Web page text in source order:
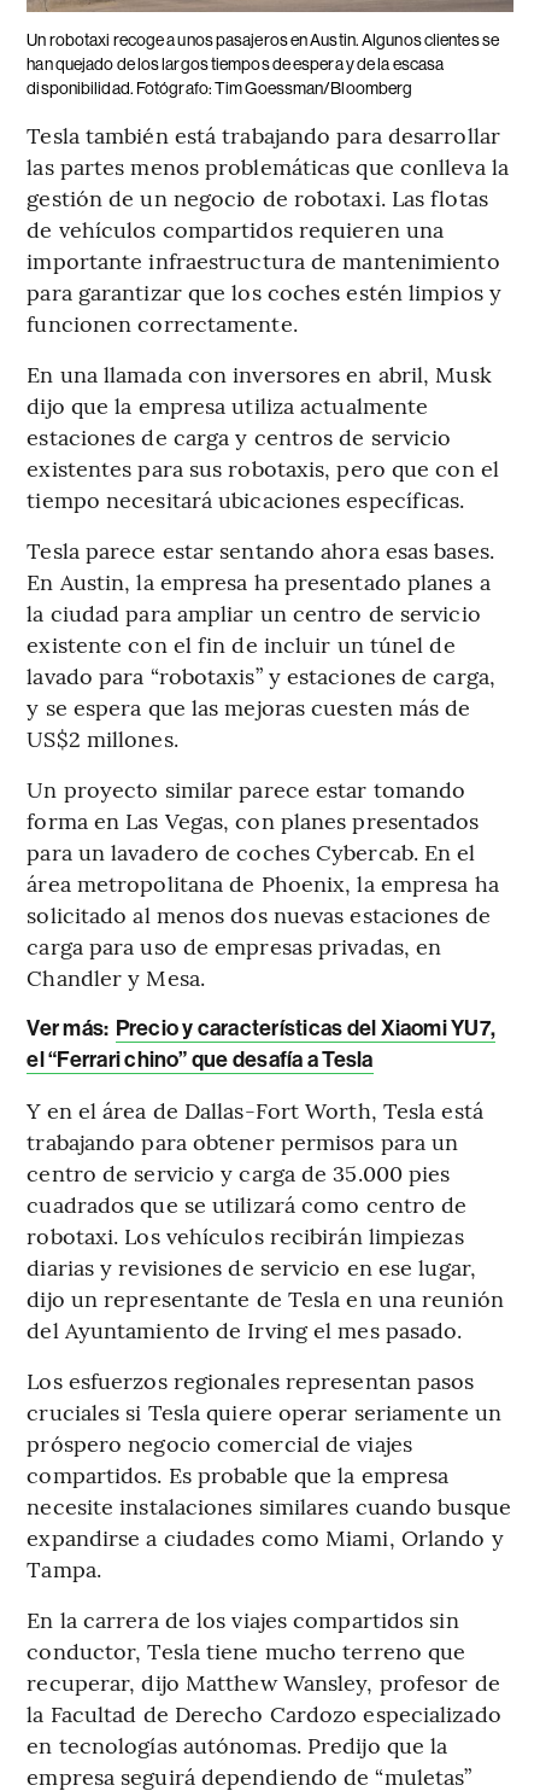
Un robotaxi recoge a unos pasajeros en Austin. Algunos clientes se
han quejado de los largos tiempos de espera y de la escasa
disponibilidad. Fotógrafo: Tim Goessman/Bloomberg
Tesla también está trabajando para desarrollar
las partes menos problemáticas que conlleva la
gestión de un negocio de robotaxi. Las flotas
de vehículos compartidos requieren una
importante infraestructura de mantenimiento
para garantizar que los coches estén limpios y
funcionen correctamente.
En una llamada con inversores en abril, Musk
dijo que la empresa utiliza actualmente
estaciones de carga y centros de servicio
existentes para sus robotaxis, pero que con el
tiempo necesitará ubicaciones específicas.
Tesla parece estar sentando ahora esas bases.
En Austin, la empresa ha presentado planes a
la ciudad para ampliar un centro de servicio
existente con el fin de incluir un túnel de
lavado para “robotaxis” y estaciones de carga,
y se espera que las mejoras cuesten más de
US$2 millones.
Un proyecto similar parece estar tomando
forma en Las Vegas, con planes presentados
para un lavadero de coches Cybercab. En el
área metropolitana de Phoenix, la empresa ha
solicitado al menos dos nuevas estaciones de
carga para uso de empresas privadas, en
Chandler y Mesa.
Ver más: Precio y características del Xiaomi YU7,
el “Ferrari chino” que desafía a Tesla
Y en el área de Dallas-Fort Worth, Tesla está
trabajando para obtener permisos para un
centro de servicio y carga de 35.000 pies
cuadrados que se utilizará como centro de
robotaxi. Los vehículos recibirán limpiezas
diarias y revisiones de servicio en ese lugar,
dijo un representante de Tesla en una reunión
del Ayuntamiento de Irving el mes pasado.
Los esfuerzos regionales representan pasos
cruciales si Tesla quiere operar seriamente un
próspero negocio comercial de viajes
compartidos. Es probable que la empresa
necesite instalaciones similares cuando busque
expandirse a ciudades como Miami, Orlando y
Tampa.
En la carrera de los viajes compartidos sin
conductor, Tesla tiene mucho terreno que
recuperar, dijo Matthew Wansley, profesor de
la Facultad de Derecho Cardozo especializado
en tecnologías autónomas. Predijo que la
empresa seguirá dependiendo de “muletas”